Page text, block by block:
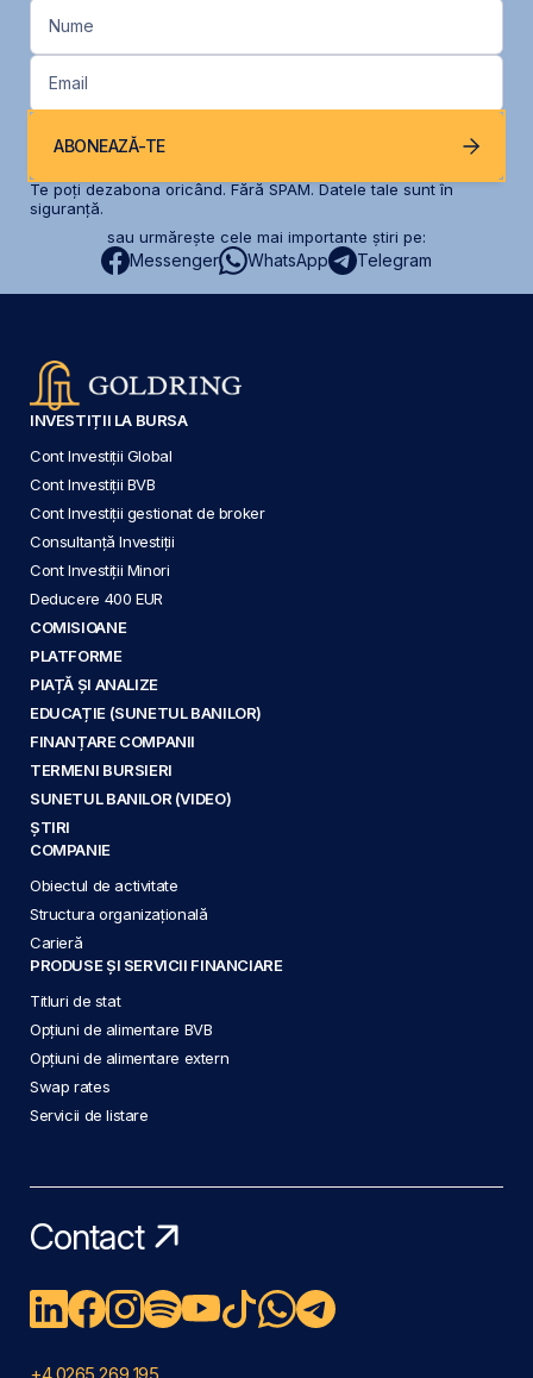
Nume
Email
ABONEAZĂ-TE
Te poți dezabona oricând. Fără SPAM. Datele tale sunt în
siguranță.
sau urmărește cele mai importante știri pe:
Messenger WhatsApp Telegram
INVESTIȚII LA BURSA
Cont Investiții Global
Cont Investiții BVB
Cont Investiții gestionat de broker
Consultanță Investiții
Cont Investiții Minori
Deducere 400 EUR
COMISIOANE
PLATFORME
PIAȚĂ ȘI ANALIZE
EDUCAȚIE (SUNETUL BANILOR)
FINANȚARE COMPANII
TERMENI BURSIERI
SUNETUL BANILOR (VIDEO)
ȘTIRI
COMPANIE
Obiectul de activitate
Structura organizațională
Carieră
PRODUSE ȘI SERVICII FINANCIARE
Titluri de stat
Opțiuni de alimentare BVB
Opțiuni de alimentare extern
Swap rates
Servicii de listare
Contact